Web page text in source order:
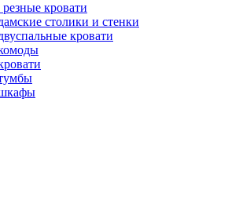
резные кровати
столики и стенки
кровати